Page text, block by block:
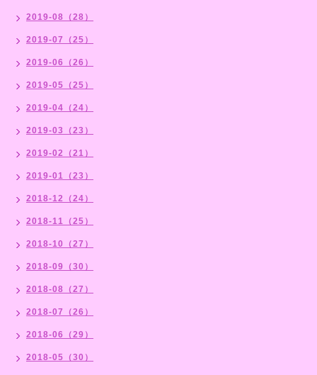
2019-08（28）
2019-07（25）
2019-06（26）
2019-05（25）
2019-04（24）
2019-03（23）
2019-02（21）
2019-01（23）
2018-12（24）
2018-11（25）
2018-10（27）
2018-09（30）
2018-08（27）
2018-07（26）
2018-06（29）
2018-05（30）